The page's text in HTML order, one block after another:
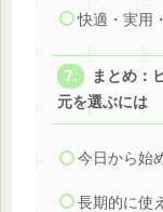
快適・実用
まとめ：
元を選ぶには
今日から始
長期的に使